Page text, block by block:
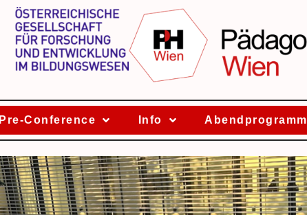
Pre-Conference Info Abendprogramm